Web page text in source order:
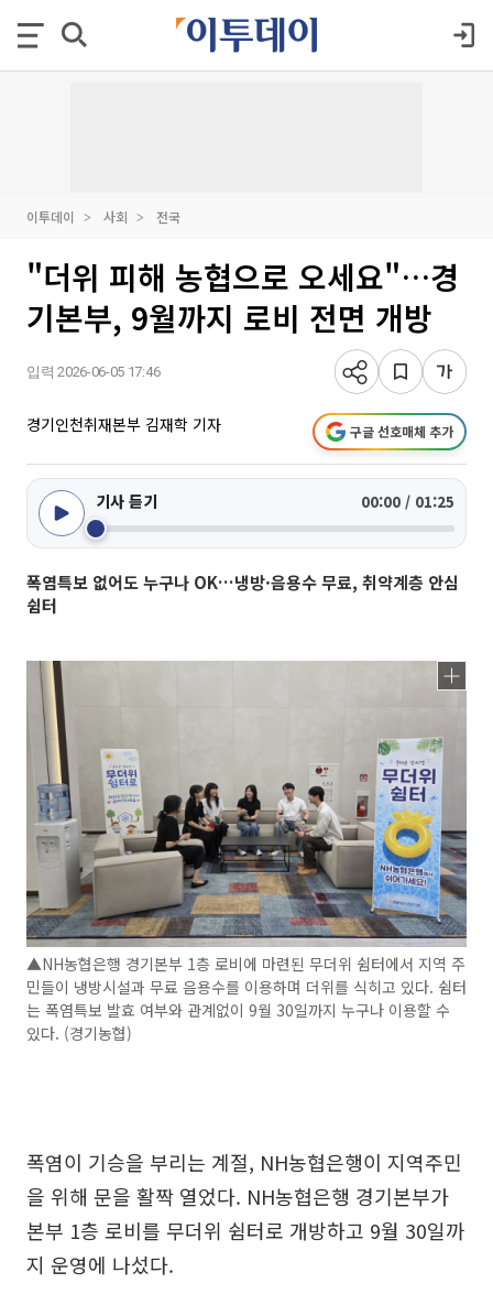
이투데이 사회 전국
"더위 피해 농협으로 오세요"…경
기본부, 9월까지 로비 전면 개방
입력 2026-06-05 17:46
경기인천취재본부 김재학 기자 구글 선호매체 추가
기사 듣기 00:00 / 01:25
폭염특보 없어도 누구나 OK…냉방·음용수 무료, 취약계층 안심
쉼터
▲NH농협은행 경기본부 1층 로비에 마련된 무더위 쉼터에서 지역 주
민들이 냉방시설과 무료 음용수를 이용하며 더위를 식히고 있다. 쉼터
는 폭염특보 발효 여부와 관계없이 9월 30일까지 누구나 이용할 수
있다. (경기농협)
폭염이 기승을 부리는 계절, NH농협은행이 지역주민
을 위해 문을 활짝 열었다. NH농협은행 경기본부가
본부 1층 로비를 무더위 쉼터로 개방하고 9월 30일까
지 운영에 나섰다.